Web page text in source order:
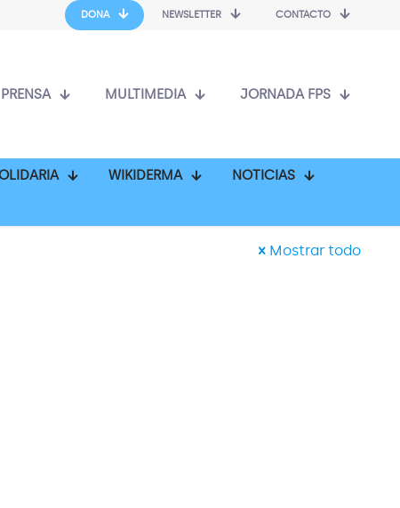
DONA NEWSLETTER CONTACTO
PRENSA MULTIMEDIA JORNADA FPS
WIKIDERMA NOTICIAS
Mostrar todo